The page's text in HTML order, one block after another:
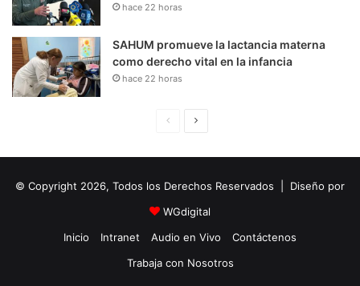
hace 22 horas
SAHUM promueve la lactancia materna
como derecho vital en la infancia
hace 22 horas
i
n
a
u
i
e
© Copyright 2026, Todos los Derechos Reservados | Diseño por
WGdigital
Inicio
Intranet Audio en Vivo
Contáctenos
Trabaja con Nosotros